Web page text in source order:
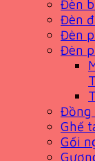
Đèn
Đèn
Đèn
Đèn
Đồng
Ghế
Gối